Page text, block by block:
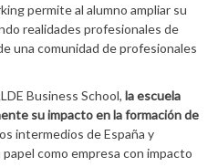
permite al alumno ampliar su
realidades profesionales de
una comunidad de profesionales
Business School, la escuela
su impacto en la formación de
intermedios de España y
como empresa con impacto